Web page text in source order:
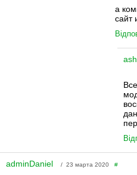
а
сайт
adminDaniel / 23 марта 2020 #